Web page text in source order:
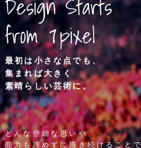
最初は小さな点でも、
集まれば大きく
素晴らしい芸術に。
どんな些細な思いや、
能力も諦めずに描き続けることで